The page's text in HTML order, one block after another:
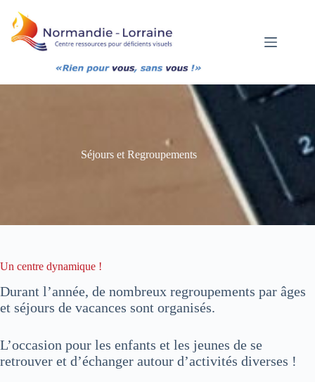
contenu
Séjours et Regroupements
Un centre dynamique !
Durant l’année, de nombreux regroupements par âges
et séjours de vacances sont organisés.
L’occasion pour les enfants et les jeunes de se
retrouver et d’échanger autour d’activités diverses !